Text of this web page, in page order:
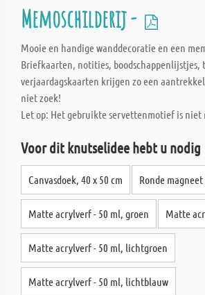
Memoschilderij -
Mooie en handige wanddecoratie en een
Briefkaarten, notities, boodschappenlijstjes,
verjaardagskaarten krijgen zo een
niet zoek!
Let op: Het gebruikte servettenmotief is niet
Voor dit knutselidee hebt u nodig
Canvasdoek, 40 x 50 cm Ronde
Matte acrylverf - 50 ml, groen Matte
Matte acrylverf - 50 ml, lichtgroen
Matte acrylverf - 50 ml, lichtblauw